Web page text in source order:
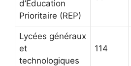
d’Éducation
Prioritaire (REP)
Lycées généraux
et
technologiques
114